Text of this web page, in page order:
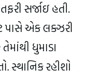
સર્જાઇ હતી.
પાસે એક લક્ઝરી
ધુમાડા
સ્થાનિક રહીશો